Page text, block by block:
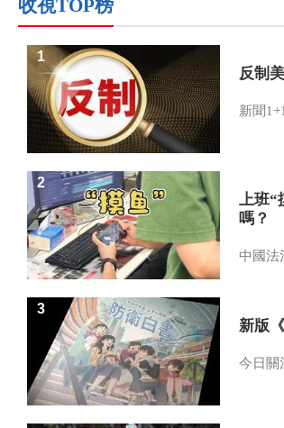
收視TOP榜
反制
新聞1+1
1
上班“
嗎？
中國法
2
新版
今日關
3